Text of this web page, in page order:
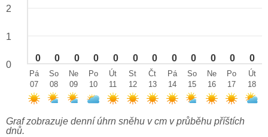
0 0 0 0 0 0 0 0 0 0 0 0
2
1
0
Pá
07
So
08
Ne
09
Po
10
Út
11
St
12
Čt
13
Pá
14
So
15
Ne
16
Po
17
Út
18
Graf zobrazuje denní úhrn sněhu v cm v průběhu příštích
dnů.